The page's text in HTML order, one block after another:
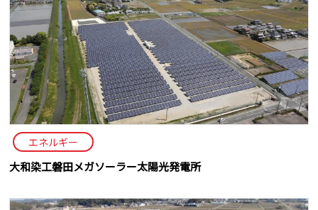
エネルギー
大和染工磐田メガソーラー太陽光発電所